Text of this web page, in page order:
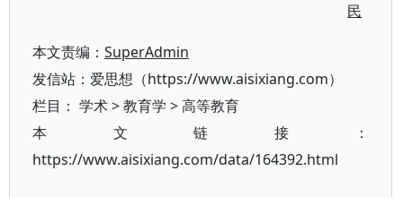
民
本文责编： SuperAdmin
发信站：爱思想（https://www.aisixiang.com）
栏目： 学术>教育学 >高等教育
本文链接：
https://www.aisixiang.com/data/164392.html